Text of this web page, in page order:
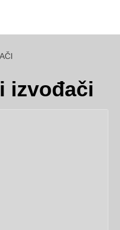
izvođači